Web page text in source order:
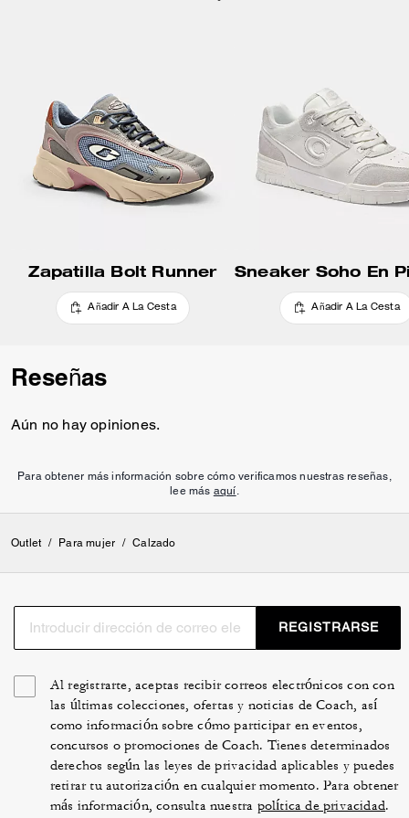
Zapatilla Bolt Runner
Añadir A La Cesta Añadir A La Cesta
Reseñas
Aún no hay opiniones.
Para obtener más información sobre cómo verificamos nuestras reseñas,
lee más aquí
Outlet / Para mujer / Calzado
REGISTRARSE
Al registrarte, aceptas recibir correos electrónicos con con
las últimas colecciones, ofertas y noticias de Coach, así
como información sobre cómo participar en eventos,
concursos o promociones de Coach. Tienes determinados
derechos según las leyes de privacidad aplicables y puedes
retirar tu autorización en cualquier momento. Para obtener
más información, consulta nuestra política de privacidad.